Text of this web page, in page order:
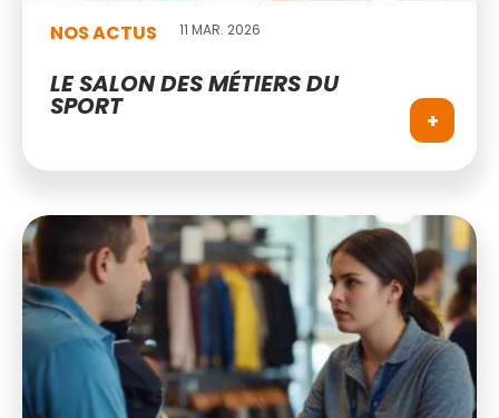
NOS ACTUS 11 MAR. 2026
LE SALON DES MÉTIERS DU
SPORT +